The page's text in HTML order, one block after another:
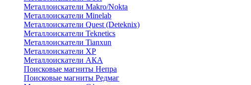
Металлоискатели Makro/Nokta
Металлоискатели Minelab
Металлоискатели Quest (Deteknix)
Металлоискатели Teknetics
Металлоискатели Tianxun
Металлоискатели XP
Металлоискатели АКА
Поисковые магниты Непра
Поисковые магниты Редмаг